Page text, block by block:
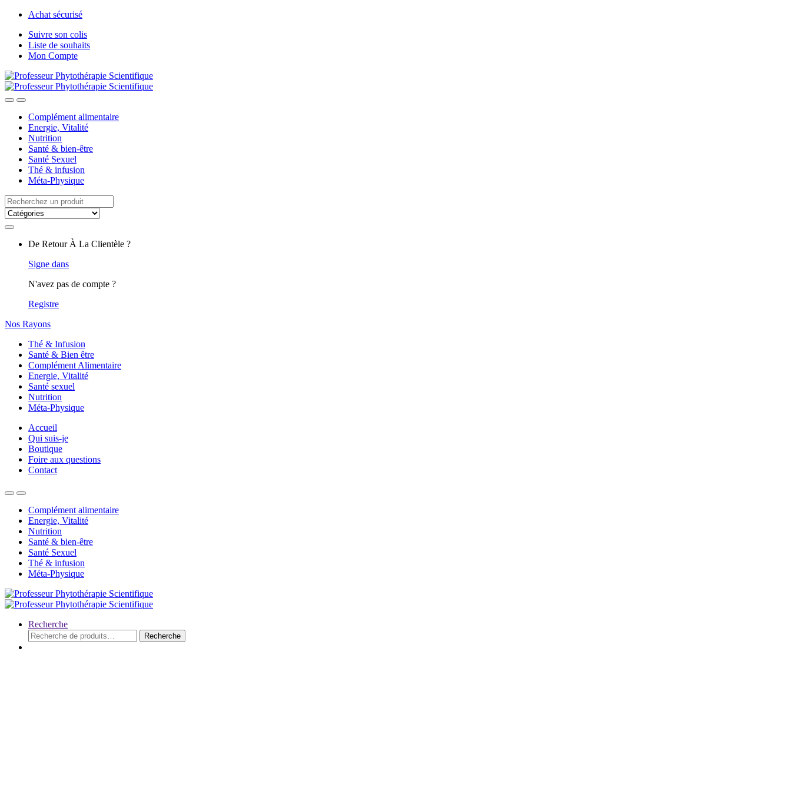
Passer
navigation
Aller
contenu
Achat sécurisé
Suivre son colis
Liste de souhaits
Mon Compte
Complément alimentaire
Energie, Vitalité
Nutrition
Santé & bien-être
Santé Sexuel
Thé & infusion
Méta-Physique
Recherche
pour:
De Retour À La Clientèle ?
Signe dans
N'avez pas de compte ?
Registre
Nos Rayons
Thé & Infusion
Santé & Bien être
Complément Alimentaire
Energie, Vitalité
Santé sexuel
Nutrition
Méta-Physique
Accueil
Qui suis-je
Boutique
Foire aux questions
Contact
Complément alimentaire
Energie, Vitalité
Nutrition
Santé & bien-être
Santé Sexuel
Thé & infusion
Méta-Physique
Recherche
Recherche
pour :
Recherche